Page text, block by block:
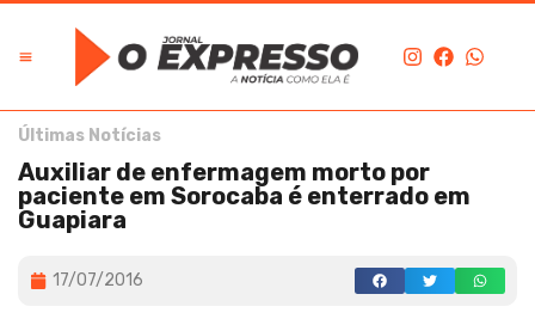
Últimas Notícias
Auxiliar de enfermagem morto por
paciente em Sorocaba é enterrado em
Guapiara
17/07/2016